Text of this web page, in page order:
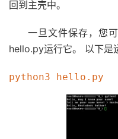
回到主壳中。
一旦文件保存，您
hello.py运行它。 以下是